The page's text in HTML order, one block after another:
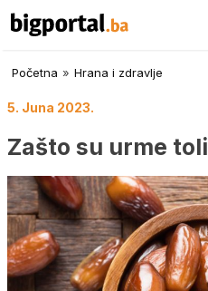
Početna » Hrana i zdravlje
5. Juna 2023.
Zašto su urme